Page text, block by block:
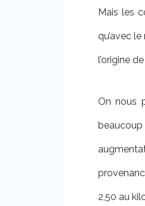
Mais les
qu’avec
l’origine
On nous
2,50 au